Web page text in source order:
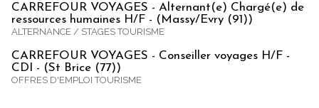
CARREFOUR VOYAGES - Alternant(e) Chargé(e) de
ressources humaines H/F - (Massy/Evry (91))
ALTERNANCE / STAGES TOURISME
CARREFOUR VOYAGES - Conseiller voyages H/F -
CDI - (St Brice (77))
OFFRES D'EMPLOI TOURISME